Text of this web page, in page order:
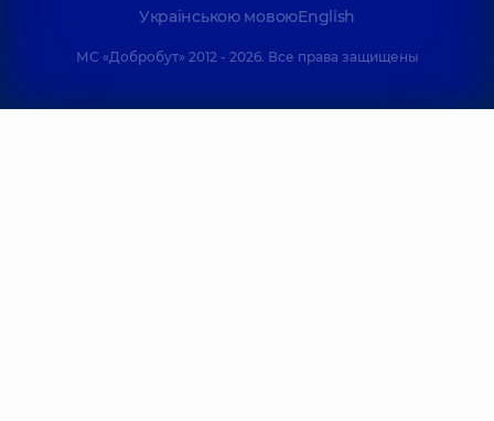
Українською мовоюEnglish
МС «Добробут» 2012 - 2026. Все права защищены